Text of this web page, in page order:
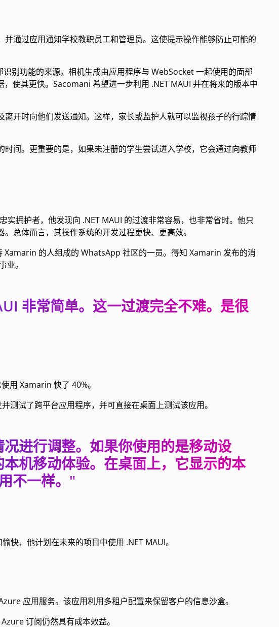
通过应用通知学校教职员工和管理员。这使提示操作能够防止可能的
别功能的来源。相机生成由应用程序与 WebSocket 一起使用的面部
使其更快。Sacomani 希望进一步利用 .NET MAUI 并在将来的版本中
开时向他们发送通知。这样，家长或监护人就可以监视孩子的行踪情
间。更重要的是，如果未注册的学生尝试进入学校，它会通过向教师
拥护者，他发现向 .NET MAUI 的过渡非常容易，也非常省时。他只
总体而言，其操作系统的开发过程更快、更高效。
的人组成的 WhatsApp 社区的一员。得知 Xamarin 发布的消
业。
非常简单。这一过渡完全不难。是很
用 Xamarin 快了 40%。
测试了跨平台应用程序，并可直接在桌面上测试该应用。
进行调整。如果你使用的是移动设
机移动体验。在桌面上，它显示的本
不一样。"
快，他计划在未来的项目中使用 .NET MAUI。
应用服务。该应用利用多租户配置来保留客户的信息沙盒。
订阅仍然具有成本效益。